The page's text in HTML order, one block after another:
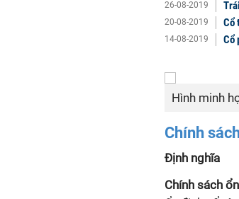
26-08-2019
20-08-2019 Cổ
14-08-2019 Cổ
Hình minh
Chính
Định nghĩa
Chính sách